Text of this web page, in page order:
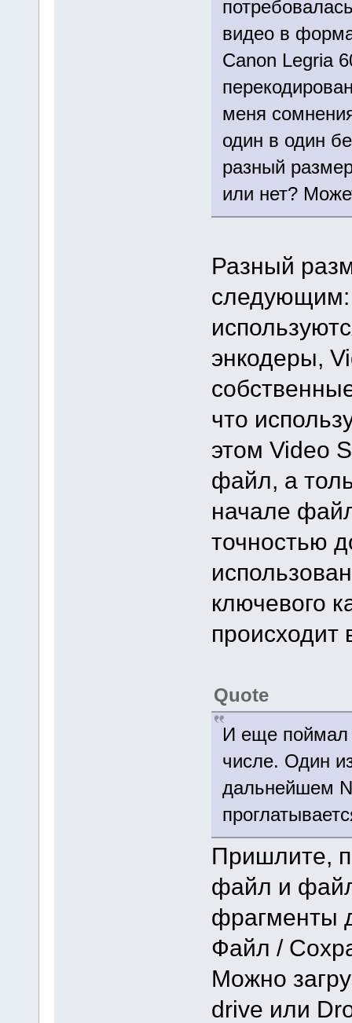
видео в
Canon Legria
меня
один в один
разный
или нет?
Разный
следующим:
энкодеры,
что
этом Video
файл, а
начале
точностью
ключевого
происходит
Quote
И еще поймал
числе. Один
дальнейшем
Пришлите,
файл и
фрагменты
Файл /
Можно
drive или